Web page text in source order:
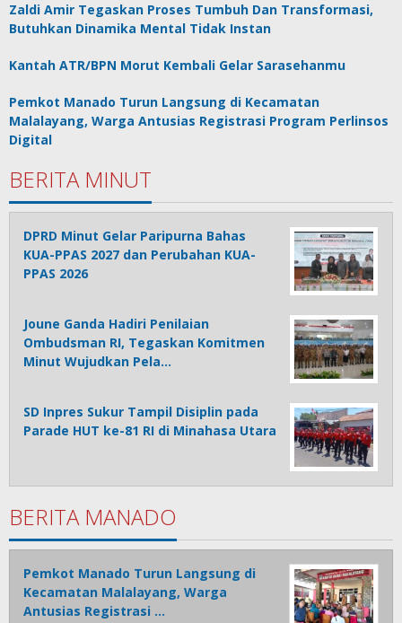
Zaldi Amir Tegaskan Proses Tumbuh Dan Transformasi,
Butuhkan Dinamika Mental Tidak Instan
Kantah ATR/BPN Morut Kembali Gelar Sarasehanmu
Pemkot Manado Turun Langsung di Kecamatan
Malalayang, Warga Antusias Registrasi Program Perlinsos
Digital
BERITA MINUT
DPRD Minut Gelar Paripurna Bahas
KUA-PPAS 2027 dan Perubahan KUA-
PPAS 2026
Joune Ganda Hadiri Penilaian
Ombudsman RI, Tegaskan Komitmen
Minut Wujudkan Pela…
SD Inpres Sukur Tampil Disiplin pada
Parade HUT ke-81 RI di Minahasa Utara
BERITA MANADO
Pemkot Manado Turun Langsung di
Kecamatan Malalayang, Warga
Antusias Registrasi …